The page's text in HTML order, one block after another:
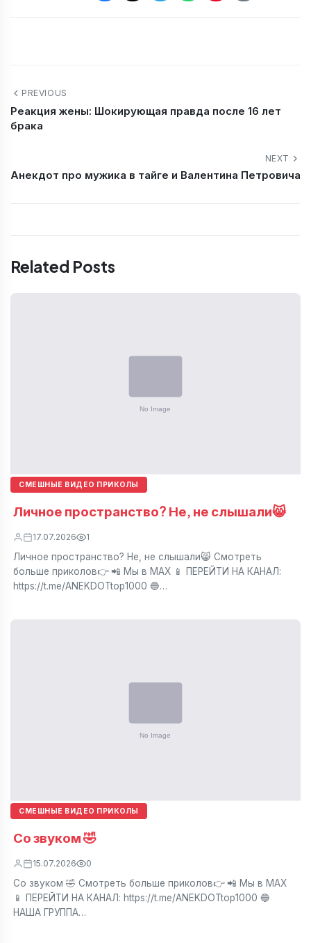
PREVIOUS
Реакция жены: Шокирующая правда после 16 лет
брака
NEXT
Анекдот про мужика в тайге и Валентина Петровича
Related Posts
СМЕШНЫЕ ВИДЕО ПРИКОЛЫ
Личное пространство? Не, не слышали😸
17.07.2026 1
Личное пространство? Не, не слышали😸 Смотреть
больше приколов👉 📲 Мы в МАХ 📱 ПЕРЕЙТИ НА КАНАЛ:
https://t.me/ANEKDOTtop1000 🔵…
СМЕШНЫЕ ВИДЕО ПРИКОЛЫ
Со звуком 🤣
15.07.2026 0
Со звуком 🤣 Смотреть больше приколов👉 📲 Мы в МАХ
📱 ПЕРЕЙТИ НА КАНАЛ: https://t.me/ANEKDOTtop1000 🔵
НАША ГРУППА…